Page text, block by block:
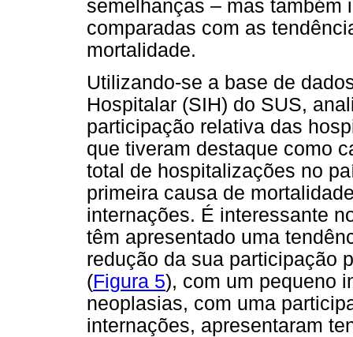
semelhanças – mas também
comparadas com as
mortalidade.
Utilizando-se a base de
Hospitalar (SIH) do SUS,
participação relativa das
que tiveram destaque como
total de hospitalizações no
primeira causa de
internações. É interessante
têm apresentado uma
redução da sua participação
(Figura 5), com um pequeno
neoplasias, com uma
internações, apresentaram